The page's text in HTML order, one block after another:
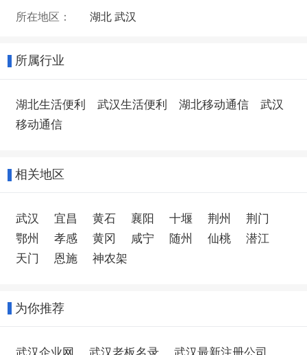
所在地区：
湖北 武汉
所属行业
湖北生活便利 武汉生活便利 湖北移动通信
武汉
移动通信
相关地区
武汉 宜昌 黄石 襄阳 十堰 荆州
荆门
鄂州
孝感 黄冈 咸宁 随州 仙桃
潜江
天门
恩施 神农架
为你推荐